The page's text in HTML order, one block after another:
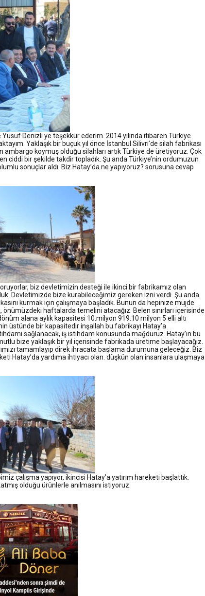
Denizli ye teşekkür ederim. 2014 yılında itibaren Türkiye
Yaklaşık bir buçuk yıl önce İstanbul Silivri’de silah fabrikası
ambargo koymuş olduğu silahları artık Türkiye de üretiyoruz. Çok
ciddi bir şekilde takdir topladık. Şu anda Türkiye’nin ordumuzun
sonuçlar aldı. Biz Hatay’da ne yapıyoruz? sorusuna cevap
biz devletimizin desteği ile ikinci bir fabrikamız olan
Devletimizde bize kurabileceğimiz gereken izni verdi. Şu anda
kurmak için çalışmaya başladık. Bunun da hepinize müjde
haftalarda temelini atacağız. Belen sınırları içerisinde
alana aylık kapasitesi 10.milyon 919.10 milyon 5 elli altı
üstünde bir kapasitedir inşallah bu fabrikayı Hatay’a
sağlanacak, iş istihdam konusunda mağduruz. Hatay’ın bu
bize yaklaşık bir yıl içerisinde fabrikada üretime başlayacağız.
tamamlayıp direk ihracata başlama durumuna geleceğiz. Biz
Hatay’da yardıma ihtiyacı olan. düşkün olan insanlara ulaşmaya
çalışma yapıyor, ikincisi Hatay’a yatırım hareketi başlattık.
olduğu ürünlerle anılmasını istiyoruz.